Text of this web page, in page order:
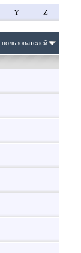
Y Z
пользователей